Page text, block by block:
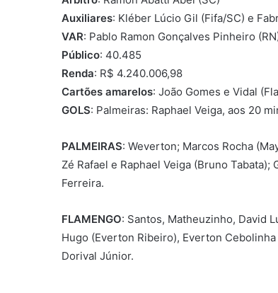
Auxiliares: Kléber Lúcio Gil (Fifa/SC) e
VAR: Pablo Ramon Gonçalves Pinheiro
Público: 40.485
Renda: R$ 4.240.006,98
Cartões amarelos: João Gomes e Vidal
GOLS: Palmeiras: Raphael Veiga, aos 20
PALMEIRAS: Weverton; Marcos Rocha
Zé Rafael e Raphael Veiga (Bruno
Ferreira.
FLAMENGO: Santos, Matheuzinho, David
Hugo (Everton Ribeiro), Everton
Dorival Júnior.